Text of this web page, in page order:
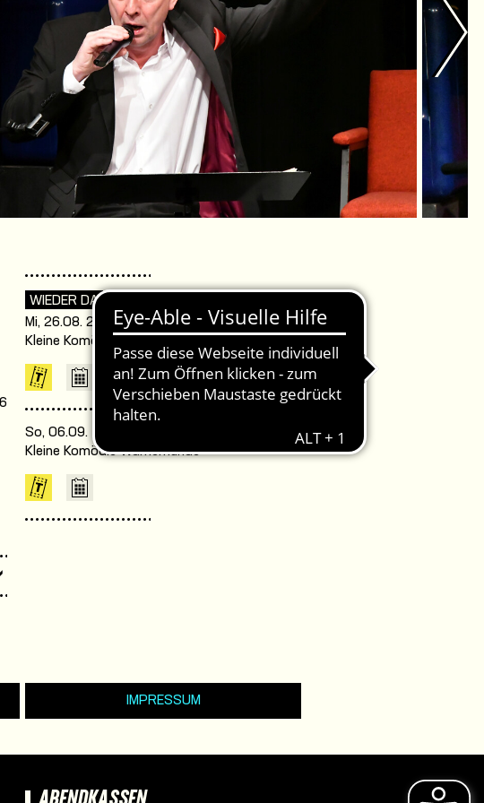
WIEDER DA
Mi, 26.08. 20:00 Uhr /
Kleine Komödie Warnemünde
So, 06.09. 18:00 Uhr /
Kleine Komödie Warnemünde
IMPRESSUM